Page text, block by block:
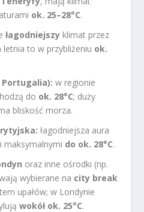
ok. 25–28°C.
łagodniejszy klimat przez
letnia to w przybliżeniu ok.
Portugalia): w regionie
do ok. 28°C; duży
bliskość morza.
łagodniejsza aura
maksymalnymi do ok. 28°C.
oraz inne ośrodki (np.
wybierane na city break
upałów; w Londynie
wokół ok. 25°C.